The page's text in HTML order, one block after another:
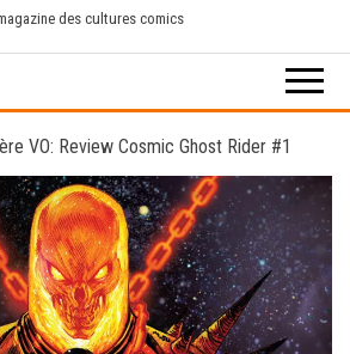
des cultures comics
VO: Review Cosmic Ghost Rider #1